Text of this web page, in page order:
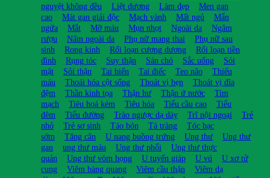
nguyệt không đều
Liệt dương Làm đẹp
Men gan
cao
Mát gan giải độc Mạch vành Mất ngủ
Mẩn
ngứa
Mắt Mỡ máu Mụn nhọt Ngoài da
Ngâm
rượu
Nấm ngoài da Phụ nữ mang thai
Phụ nữ sau
sinh
Rong kinh Rối loạn cương dương
Rối loạn tiền
đình
Rụng tóc Suy thận Sán chó Sắc uống
Sỏi
mật
Sỏi thận Tai biến Tai điếc Teo não
Thiếu
máu
Thoái hóa cột sống Thoát vị bẹn
Thoát vị đĩa
đệm
Thần kinh tọa Thận hư Thận ứ nước
Tim
mạch
Tiêu hoá kém Tiêu hóa Tiểu cầu cao
Tiểu
đêm
Tiểu đường Trào ngược dạ dày Trĩ nội ngoại
Trẻ
nhỏ
Trẻ sơ sinh Táo bón Tá tràng
Tóc bạc
sớm
Tăng cân U nang buồng trứng Ung thư
Ung thư
gan
ung thư máu Ung thư phổi
Ung thư thực
quản
Ung thư vòm họng U tuyến giáp U vú
U xơ tử
cung
Viêm bàng quang Viêm cầu thận
Viêm dạ